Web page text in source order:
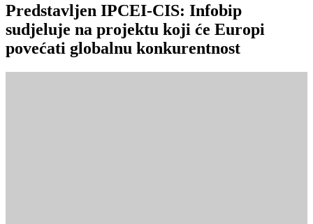
Predstavljen IPCEI-CIS: Infobip
sudjeluje na projektu koji će Europi
povećati globalnu konkurentnost